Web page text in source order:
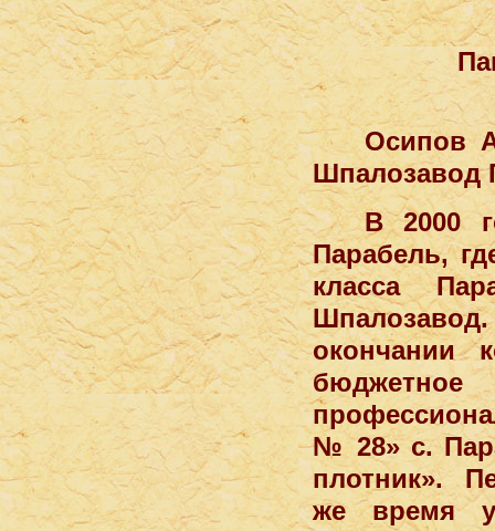
Осипов
Шпалозавод
В 2000
Парабель,
класса
окончании
№ 28» с.
плотник».
же время